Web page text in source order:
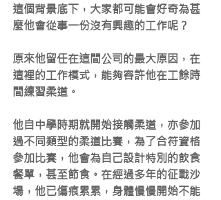
這個背景底下，大家都可能會好奇為甚
麼他會從事一份沒有興趣的工作呢？
原來他留任在這間公司的最大原因，在
這裡的工作模式，能夠容許他在工餘時
間練習柔道。
他自中學時期就開始接觸柔道，亦參加
過不同類型的柔道比賽，為了合符資格
參加比賽，他會為自己設計特別的飲食
餐單，甚至節食。在經過多年的征戰沙
場，他已傷痕累累，身體慢慢開始不能